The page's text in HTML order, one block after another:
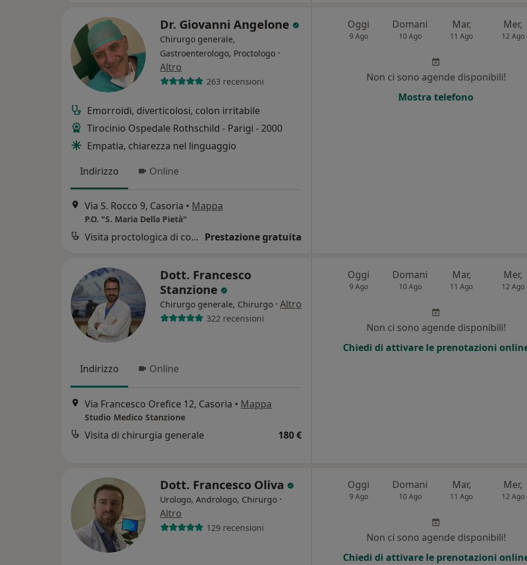
Dr. Giovanni Angelone
Chirurgo generale,
Gastroenterologo, Proctologo ·
Altro
263 recensioni
Emorroidi, diverticolosi, colon irritabile
Tirocinio Ospedale Rothschild - Parigi - 2000
Empatia, chiarezza nel linguaggio
Indirizzo
Online
Via S. Rocco 9, Casoria • Mappa
P.O. "S. Maria Della Pietà"
Visita proctologica di controllo Prestazione gratuita
Oggi
9 Ago
Domani
10 Ago
Mar,
11 Ago
Mer,
12 Ago
Non ci sono agende disponibili!
Mostra telefono
Dott. Francesco
Stanzione
Chirurgo generale, Chirurgo · Altro
322 recensioni
Indirizzo Online
Via Francesco Orefice 12, Casoria • Mappa
Studio Medico Stanzione
Visita di chirurgia generale 180 €
Oggi
9 Ago
Domani
10 Ago
Mar,
11 Ago
Mer,
12 Ago
Non ci sono agende disponibili!
Chiedi di attivare le prenotazioni
Dott. Francesco Oliva
Urologo, Andrologo, Chirurgo ·
Altro
129 recensioni
Oggi
9 Ago
Domani
10 Ago
Mar,
11 Ago
Mer,
12 Ago
Non ci sono agende disponibili!
Chiedi di attivare le prenotazioni